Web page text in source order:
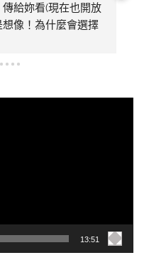
給妳看(現在也開放
像！為什麼會選擇
紹產品差異
13:51